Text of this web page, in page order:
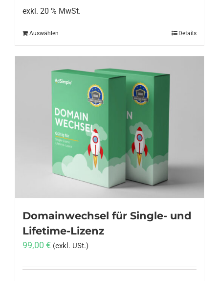
exkl. 20 % MwSt.
Auswählen Details
Domainwechsel für Single- und
Lifetime-Lizenz
99,00 € (exkl. USt.)